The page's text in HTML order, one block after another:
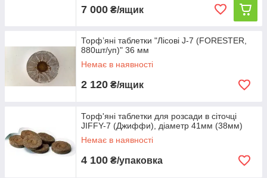
7 000 ₴/ящик
Торф’яні таблетки "Лісові J-7 (FORESTER,
880шт/уп)" 36 мм
Немає в наявності
2 120 ₴/ящик
Торф'яні таблетки для розсади в сіточці
JIFFY-7 (Джиффи), діаметр 41мм (38мм)
Немає в наявності
4 100 ₴/упаковка